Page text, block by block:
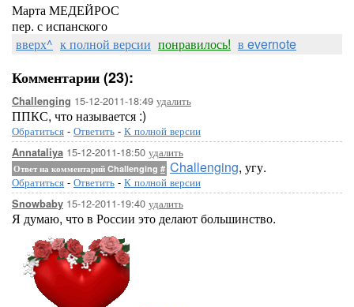
Марта МЕДЕЙРОС
пер. с испанского
вверх^ к полной версии понравилось! в evernote
Комментарии (23):
Challenging 15-12-2011-18:49 удалить
ППКС, что называется :)
Обратиться - Ответить - К полной версии
Annataliya 15-12-2011-18:50 удалить
Ответ на комментарий Challenging # Challenging, угу.
Обратиться - Ответить - К полной версии
Snowbaby 15-12-2011-19:40 удалить
Я думаю, что в России это делают большинство.